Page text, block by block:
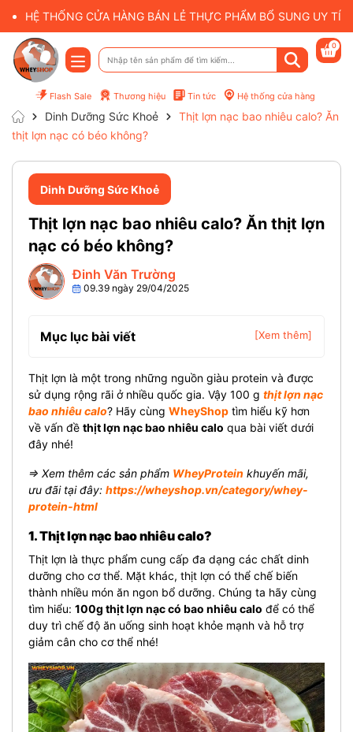
HỆ THỐNG CỬA HÀNG BÁN LẺ THỰC PHẨM BỔ SUNG UY
Flash Sale Thương hiệu Tin tức Hệ thống cửa hàng
0
Dinh Dưỡng Sức Khoẻ
Thịt lợn nạc bao nhiêu calo? Ăn
thịt lợn nạc có béo không?
Dinh Dưỡng Sức Khoẻ
Thịt lợn nạc bao nhiêu calo? Ăn thịt lợn
nạc có béo không?
Đinh Văn Trường
09.39 ngày 29/04/2025
Mục lục bài viết [Xem thêm]
Thịt lợn là một trong những nguồn giàu protein và được
sử dụng rộng rãi ở nhiều quốc gia. Vậy 100 g thịt lợn nạc
bao nhiêu calo? Hãy cùng WheyShop tìm hiểu kỹ hơn
về vấn đề thịt lợn nạc bao nhiêu calo qua bài viết dưới
đây nhé!
⇒ Xem thêm các sản phẩm WheyProtein khuyến mãi,
ưu đãi tại đây: https://wheyshop.vn/category/whey-
protein-html
1. Thịt lợn nạc bao nhiêu calo?
Thịt lợn là thực phẩm cung cấp đa dạng các chất dinh
dưỡng cho cơ thể. Mặt khác, thịt lợn có thể chế biến
thành nhiều món ăn ngon bổ dưỡng. Chúng ta hãy cùng
tìm hiểu: 100g thịt lợn nạc có bao nhiêu calo để có thể
duy trì chế độ ăn uống sinh hoạt khỏe mạnh và hỗ trợ
giảm cân cho cơ thể nhé!